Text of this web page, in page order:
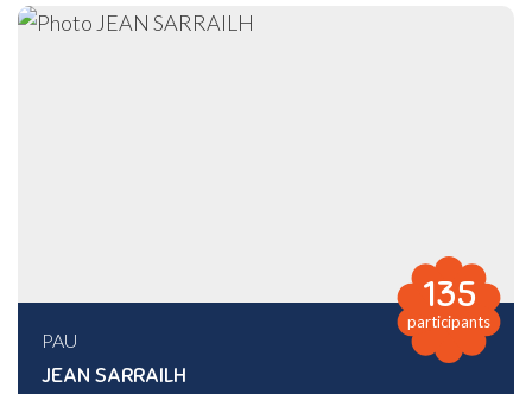
135
participants
PAU
JEAN SARRAILH